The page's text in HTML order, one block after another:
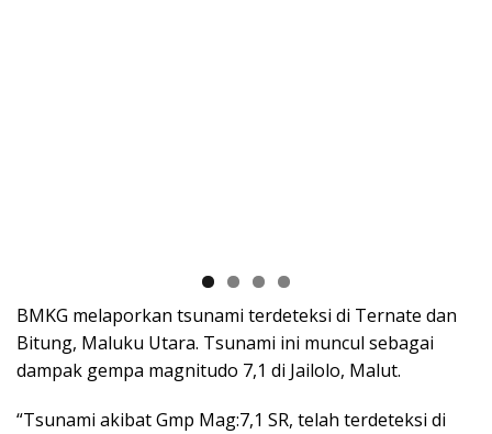
BMKG melaporkan tsunami terdeteksi di Ternate dan
Bitung, Maluku Utara. Tsunami ini muncul sebagai
dampak gempa magnitudo 7,1 di Jailolo, Malut.
“Tsunami akibat Gmp Mag:7,1 SR, telah terdeteksi di